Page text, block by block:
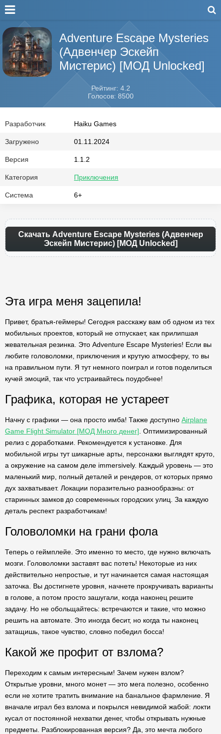
Adventure Escape Mysteries
(Адвенчер Эскейп
Мистерис) [МОД Unlocked]
Рейтинг: 4.2
Голосов: 8500
Разработчик Haiku Games
Загружено 01.11.2024
Версия 1.1.2
Категория Приключения
Система 6+
Скачать Adventure Escape Mysteries (Адвенчер
Эскейп Мистерис) [МОД Unlocked]
Эта игра меня зацепила!
Привет, братья-геймеры! Сегодня расскажу вам об одном из тех
мобильных проектов, который не отпускает, как прилипшая
жевательная резинка. Это Adventure Escape Mysteries! Если вы
любите головоломки, приключения и крутую атмосферу, то вы
на правильном пути. Я тут немного поиграл и готов поделиться
кучей эмоций, так что устраивайтесь поудобнее!
Графика, которая не устареет
Начну с графики — она просто имба! Также доступно Airplane
Game Flight Simulator [МОД Много денег] . Оптимизированный
релиз с доработками. Рекомендуется к установке. Для
мобильной игры тут шикарные арты, персонажи выглядят круто,
а окружение на самом деле immersively. Каждый уровень — это
маленький мир, полный деталей и рендеров, от которых прямо
дух захватывает. Локации поразительно разнообразны: от
старинных замков до современных городских улиц. За каждую
деталь респект разработчикам!
Головоломки на грани фола
Теперь о геймплейе. Это именно то место, где нужно включать
мозги. Головоломки заставят вас потеть! Некоторые из них
действительно непростые, и тут начинается самая настоящая
заточка. Вы достигнете уровня, начнете прокручивать варианты
в голове, а потом просто зашугали, когда наконец решите
задачу. Но не обольщайтесь: встречаются и такие, что можно
решить на автомате. Это иногда бесит, но когда ты наконец
затащишь, такое чувство, словно победил босса!
Какой же профит от взлома?
Переходим к самым интересным! Зачем нужен взлом?
Открытые уровни, много монет — это мега полезно, особенно
если не хотите тратить внимание на банальное фармление. Я
вначале играл без взлома и покрылся невидимой жабой: локти
кусал от постоянной нехватки денег, чтобы открывать нужные
предметы. Разблокированная версия? Да, это мечта любого